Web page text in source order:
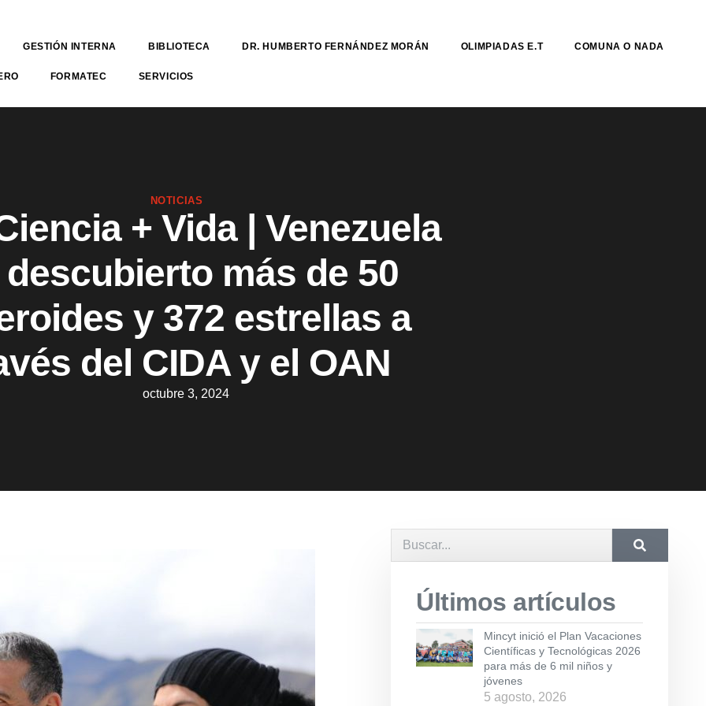
GESTIÓN INTERNA BIBLIOTECA DR. HUMBERTO FERNÁNDEZ MORÁN OLIMPIADAS E.T COMUNA O NADA
FORMATEC SERVICIOS
NOTICIAS
+ Vida | Venezuela
más de 50
y 372 estrellas a
del CIDA y el OAN
octubre 3, 2024
Últimos artículos
Mincyt inició el Plan Vacaciones
Científicas y Tecnológicas 2026
para más de 6 mil niños y
jóvenes
5 agosto, 2026